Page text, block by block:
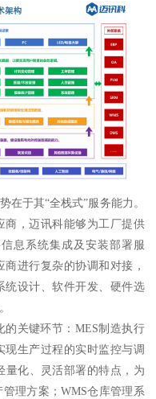
在于其“全栈式”服务能力。
商，迈讯科能够为工厂提供
息系统集成及安装部署服
进行复杂的协调和对接，
统设计、软件开发、硬件选
关键环节：MES制造执行
生产过程的实时监控与调
量化、灵活部署的特点，为
理方案；WMS仓库管理系